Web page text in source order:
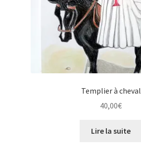
Templier à cheval
40,00€
Lire la suite